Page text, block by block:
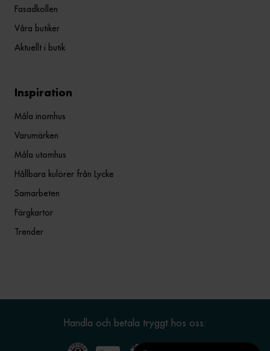
Fasadkollen
Våra butiker
Aktuellt i butik
Inspiration
Måla inomhus
Varumärken
Måla utomhus
Hållbara kulörer från Lycke
Samarbeten
Färgkartor
Trender
Handla och betala tryggt hos oss: